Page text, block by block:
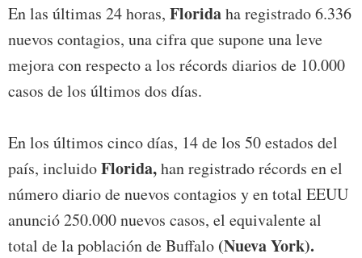
En las últimas 24 horas, Floridaha registrado 6.336
nuevos contagios, una cifra que supone una leve
mejora con respecto a los récords diarios de 10.000
casos de los últimos dos días.
En los últimos cinco días, 14 de los 50 estados del
país, incluidoFlorida,han registrado récords en el
número diario de nuevos contagios y en total EEUU
anunció 250.000 nuevos casos, el equivalente al
total de la población de Buffalo (Nueva York).